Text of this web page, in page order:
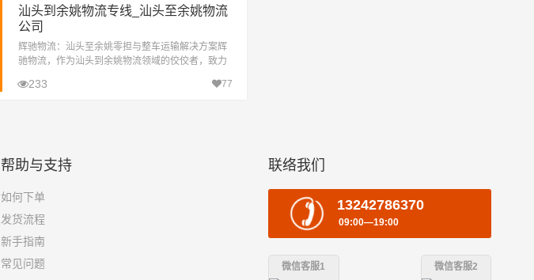
汕头到余姚物流专线_汕头至余姚物流
公司
辉驰物流：汕头至余姚零担与整车运输解决方案辉
驰物流，作为汕头到余姚物流领域的佼佼者，致力
无论是零担运输还是整车运输，我们都能
233 77
帮助与支持
如何下单
发货流程
新手指南
常见问题
联络我们
13242786370
09:00—19:00
微信客服1 微信客服2